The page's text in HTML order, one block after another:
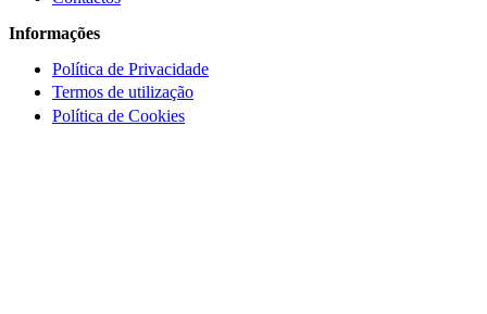
Informações
Política de Privacidade
Termos de utilização
Política de Cookies